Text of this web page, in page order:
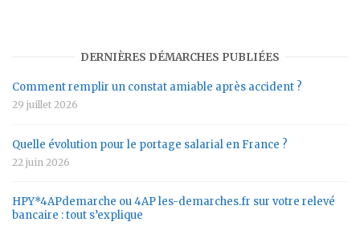
DERNIÈRES DÉMARCHES PUBLIÉES
Comment remplir un constat amiable après accident ?
29 juillet 2026
Quelle évolution pour le portage salarial en France ?
22 juin 2026
HPY*4APdemarche ou 4AP les-demarches.fr sur votre relevé
bancaire : tout s’explique